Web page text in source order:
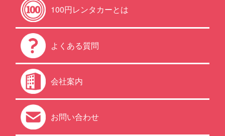
100円レンタカーとは
よくある質問
会社案内
お問い合わせ